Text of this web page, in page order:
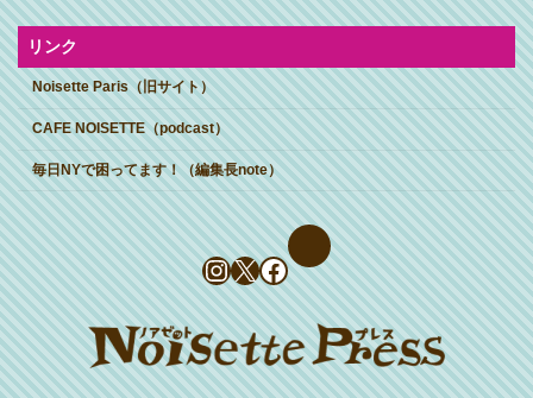
リンク
Noisette Paris（旧サイト）
CAFE NOISETTE（podcast）
毎日NYで困ってます！（編集長note）
Instagram
X Facebook